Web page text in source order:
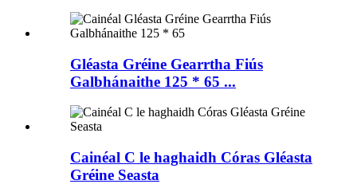
Gléasta Gréine Gearrtha Fiús
Galbhánaithe 125 * 65 ...
Cainéal C le haghaidh Córas Gléasta
Gréine Seasta